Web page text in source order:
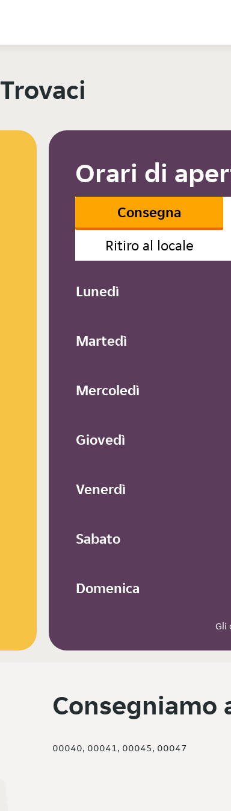
Trovaci
Orari di
Consegna
Ritiro al locale
Lunedì
Martedì
Mercoledì
Giovedì
Venerdì
Sabato
Domenica
Gli
Consegniamo
00040, 00041, 00045, 00047